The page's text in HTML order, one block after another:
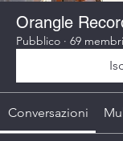
Orangle
Pubblico · 69 membri
Conversazioni